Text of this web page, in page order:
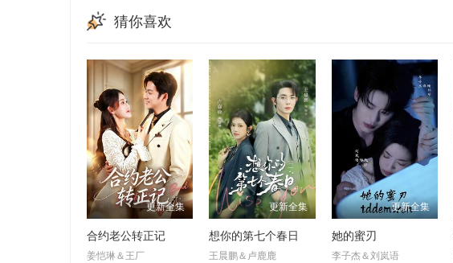
猜你喜欢
更新全集
合约老公转正记
姜恺琳＆王厂
更新全集
想你的第七个春日
王晨鹏＆卢鹿鹿
更新全集
她的蜜刃
李子杰＆刘岚语